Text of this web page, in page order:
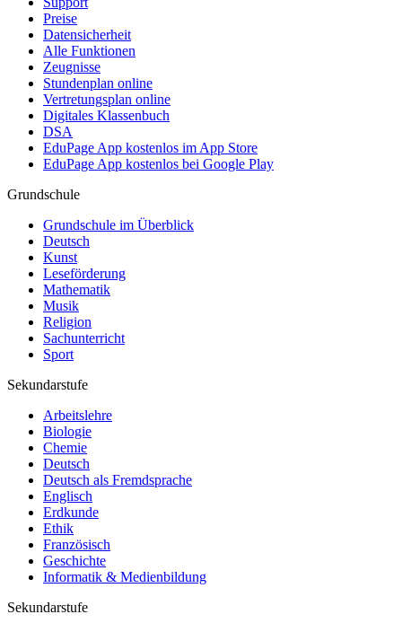
Preise
Datensicherheit
Alle Funktionen
Zeugnisse
Stundenplan online
Vertretungsplan online
Digitales Klassenbuch
DSA
EduPage App kostenlos im App Store
EduPage App kostenlos bei Google Play
Grundschule
Grundschule im Überblick
Deutsch
Kunst
Leseförderung
Mathematik
Musik
Religion
Sachunterricht
Sport
Sekundarstufe
Arbeitslehre
Biologie
Chemie
Deutsch
Deutsch als Fremdsprache
Englisch
Erdkunde
Ethik
Französisch
Geschichte
Informatik & Medienbildung
Sekundarstufe